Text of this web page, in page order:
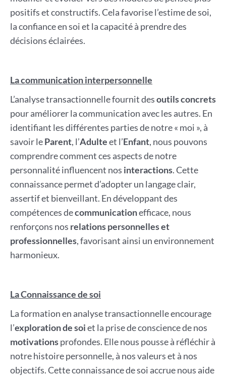
positifs et constructifs. Cela favorise l’estime de soi,
la confiance en soi et la capacité à prendre des
décisions éclairées.
La communication interpersonnelle
L’analyse transactionnelle fournit desoutils concrets
pour améliorer la communication avec les autres. En
identifiant les différentes parties de notre « moi », à
savoir leParent, l’Adulteet l’Enfant, nous pouvons
comprendre comment ces aspects de notre
personnalité influencent nos interactions. Cette
connaissance permet d’adopter un langage clair,
assertif et bienveillant. En développant des
compétences decommunicationefficace, nous
renforçons nos relations personnelles et
professionnelles, favorisant ainsi un environnement
harmonieux.
La Connaissance de soi
La formation en analyse transactionnelle encourage
l’exploration de soiet la prise de conscience de nos
motivationsprofondes. Elle nous pousse à réfléchir à
notre histoire personnelle, à nos valeurs et à nos
objectifs. Cette connaissance de soi accrue nous aide